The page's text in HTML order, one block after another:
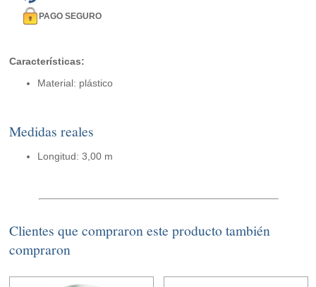
PAGO SEGURO
Características:
Material: plástico
Medidas reales
Longitud: 3,00 m
Clientes que compraron este producto también
compraron